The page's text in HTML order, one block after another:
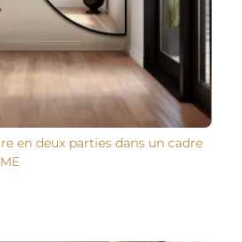
en deux parties dans un cadre